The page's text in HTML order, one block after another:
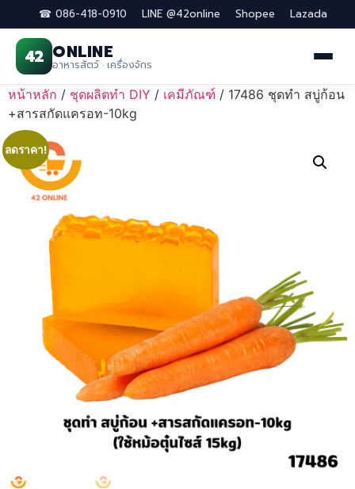
☎ 086-418-0910 LINE @42online Shopee Lazada
42 ONLINE
อาหารสัตว์ · เครื่องจักร
Skip
to
content
หน้าหลัก / ชุดผลิตทำ DIY / เคมีภัณฑ์ / 17486 ชุดทำ สบู่ก้อน
+สารสกัดแครอท-10kg
ลดราคา!